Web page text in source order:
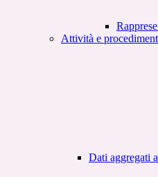
Attività e
Dati aggregati